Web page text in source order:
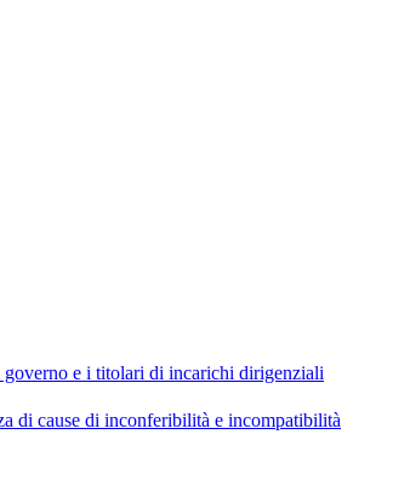
e i titolari di incarichi dirigenziali
di cause di inconferibilità e incompatibilità